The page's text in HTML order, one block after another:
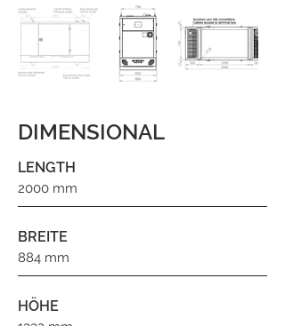
DIMENSIONAL
LENGTH
2000 mm
BREITE
884 mm
HÖHE